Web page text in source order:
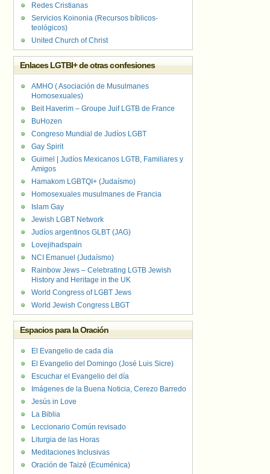
Redes Cristianas
Servicios Koinonia (Recursos bíblicos-
teológicos)
United Church of Christ
Enlaces LGTBI+ de otras confesiones
AMHO ( Asociación de Musulmanes
Homosexuales)
Beit Haverim – Groupe Juif LGTB de France
BuHozen
Congreso Mundial de Judíos LGBT
Gay Spirit
Guimel | Judíos Mexicanos LGTB, Familiares y
Amigos
Hamakom LGBTQI+ (Judaísmo)
Homosexuales musulmanes de Francia
Islam Gay
Jewish LGBT Network
Judíos argentinos GLBT (JAG)
Lovejihadspain
NCI Emanuel (Judaísmo)
Rainbow Jews – Celebrating LGTB Jewish
History and Heritage in the UK
World Congress of LGBT Jews
World Jewish Congress LBGT
Espacios para la Oración
El Evangelio de cada día
El Evangelio del Domingo (José Luis Sicre)
Escuchar el Evangelio del día
Imágenes de la Buena Noticia, Cerezo Barredo
Jesús in Love
La Biblia
Leccionario Común revisado
Liturgia de las Horas
Meditaciones Inclusivas
Oración de Taizé (Ecuménica)